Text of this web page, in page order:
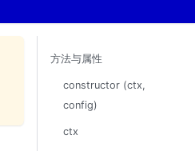
方法与属性
constructor (ctx,
config)
ctx